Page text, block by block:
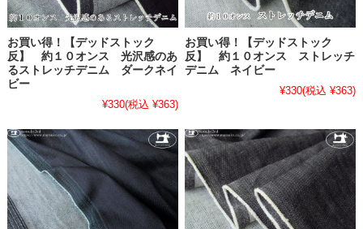
お買い得！【デッドストック
反】 約１０オンス 光沢感のあ
るストレッチデニム ダークネイ
ビー
¥330(税込 ¥363)
お買い得！【デッドストック
反】 約１０オンス ストレッチ
デニム ネイビー
¥330(税込 ¥363)